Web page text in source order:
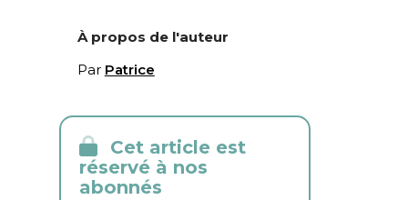
À propos de l'auteur
Par Patrice
Cet article est
réservé à nos
abonnés